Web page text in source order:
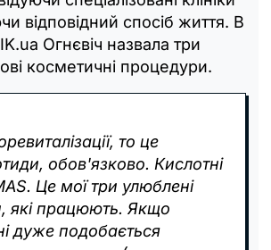
відповідний спосіб життя. В
Огнєвіч назвала три
косметичні процедури.
то це
обов'язково. Кислотні
Це мої три улюблені
які працюють. Якщо
дуже подобається